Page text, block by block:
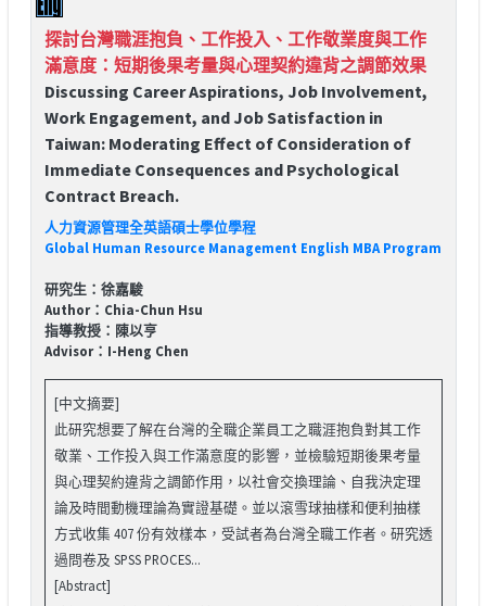
探討台灣職涯抱負、工作投入、工作敬業度與工作
滿意度：短期後果考量與心理契約違背之調節效果
Discussing Career Aspirations, Job Involvement,
Work Engagement, and Job Satisfaction in
Taiwan: Moderating Effect of Consideration of
Immediate Consequences and Psychological
Contract Breach.
人力資源管理全英語碩士學位學程
Global Human Resource Management English MBA Program
研究生：徐嘉駿
Author：Chia-Chun Hsu
指導教授：陳以亨
Advisor：I-Heng Chen
[中文摘要]
此研究想要了解在台灣的全職企業員工之職涯抱負對其工作
敬業、工作投入與工作滿意度的影響，並檢驗短期後果考量
與心理契約違背之調節作用，以社會交換理論、自我決定理
論及時間動機理論為實證基礎。並以滾雪球抽樣和便利抽樣
方式收集 407 份有效樣本，受試者為台灣全職工作者。研究透
過問卷及 SPSS PROCES...
[Abstract]